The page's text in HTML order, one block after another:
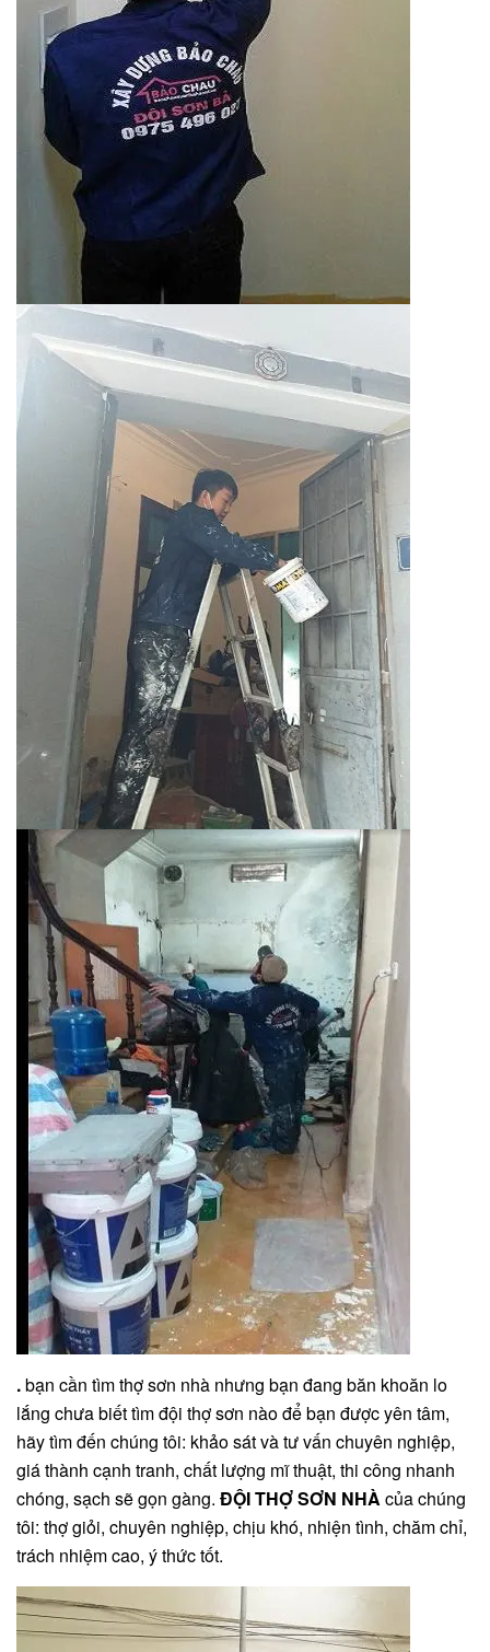
.bạn cần tìm thợ sơn nhà nhưng bạn đang băn khoăn lo
lắng chưa biết tìm đội thợ sơn nào để bạn được yên tâm,
hãy tìm đến chúng tôi: khảo sát và tư vấn chuyên nghiệp,
giá thành cạnh tranh, chất lượng mĩ thuật, thi công nhanh
chóng, sạch sẽ gọn gàng. ĐỘI THỢ SƠN NHÀ của chúng
tôi: thợ giỏi, chuyên nghiệp, chịu khó, nhiện tình, chăm chỉ,
trách nhiệm cao, ý thức tốt.